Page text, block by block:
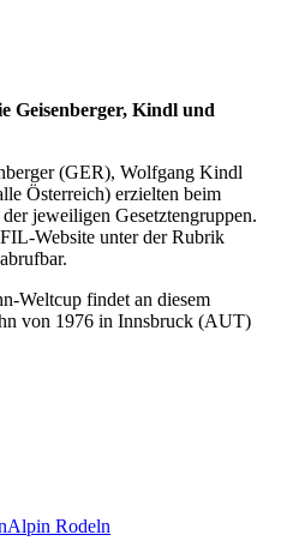
Geisenberger, Kindl und
(GER), Wolfgang Kindl
Österreich) erzielten beim
jeweiligen Gesetztengruppen.
Website unter der Rubrik
Weltcup findet an diesem
von 1976 in Innsbruck (AUT)
Alpin Rodeln